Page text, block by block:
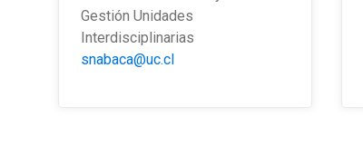
Gestión Unidades
Interdisciplinarias
snabaca@uc.cl